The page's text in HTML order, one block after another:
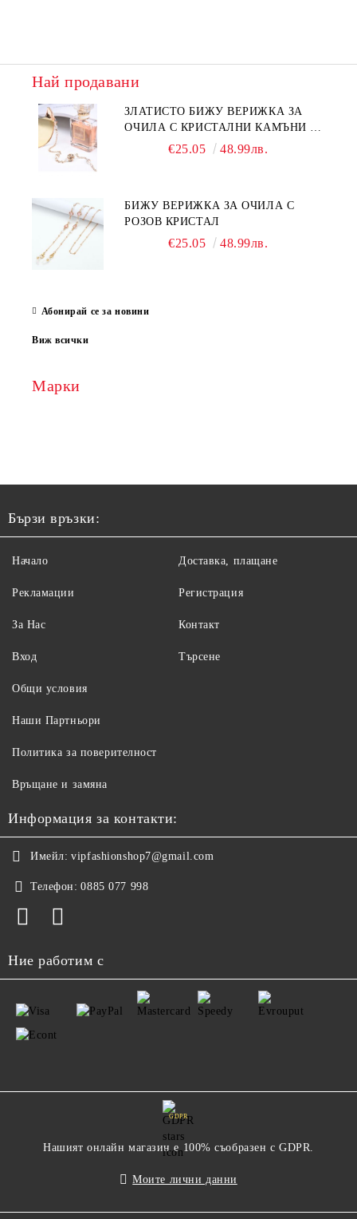
Най продавани
ЗЛАТИСТО БИЖУ ВЕРИЖКА ЗА
ОЧИЛА С КРИСТАЛНИ КАМЪНИ И
€25.05 48.99лв.
БИЖУ ВЕРИЖКА ЗА ОЧИЛА С
РОЗОВ КРИСТАЛ
€25.05 48.99лв.
Абонирай се за новини
Виж всички
Марки
Бързи връзки:
Начало
Рекламации
За Нас
Вход
Доставка, плащане
Регистрация
Контакт
Търсене
Общи условия
Наши Партньори
Политика за поверителност
Връщане и замяна
Информация за контакти:
Имейл: vipfashionshop7@gmail.com
Телефон: 0885 077 998
Ние работим с
GDPR
Нашият онлайн магазин е 100% съобразен с GDPR.
Моите лични данни